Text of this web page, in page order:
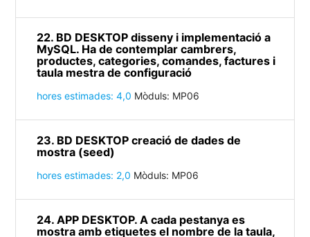
22. BD DESKTOP disseny i implementació a
MySQL. Ha de contemplar cambrers,
productes, categories, comandes, factures i
taula mestra de configuració
hores estimades: 4,0 Mòduls: MP06
23. BD DESKTOP creació de dades de
mostra (seed)
hores estimades: 2,0 Mòduls: MP06
24. APP DESKTOP. A cada pestanya es
mostra amb etiquetes el nombre de la taula,